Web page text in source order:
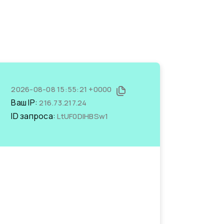
2026-08-08 15:55:21 +0000
Ваш IP:216.73.217.24
ID запроса:LtUF0DlHBSw1